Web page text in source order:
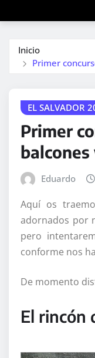
Inicio
Primer
EL SALVADOR
Primer
Eduardo
Aquí os
adornados por
pero
conforme nos
De momento
El rincón